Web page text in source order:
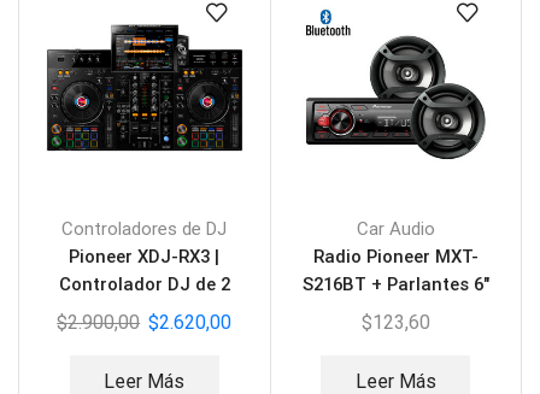
Controladores de DJ
Pioneer XDJ-RX3 |
Controlador DJ de 2
canales
$2.900,00 $2.620,00
Leer Más
Car Audio
Radio Pioneer MXT-
S216BT + Parlantes 6″
$123,60
Leer Más